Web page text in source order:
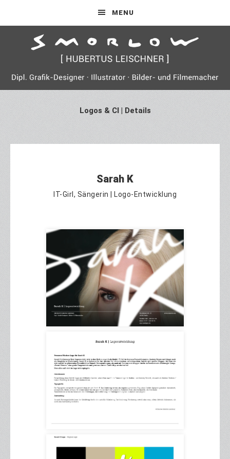
MENU
Logos & CI | Details
Sarah K
IT-Girl, Sängerin | Logo-Entwicklung